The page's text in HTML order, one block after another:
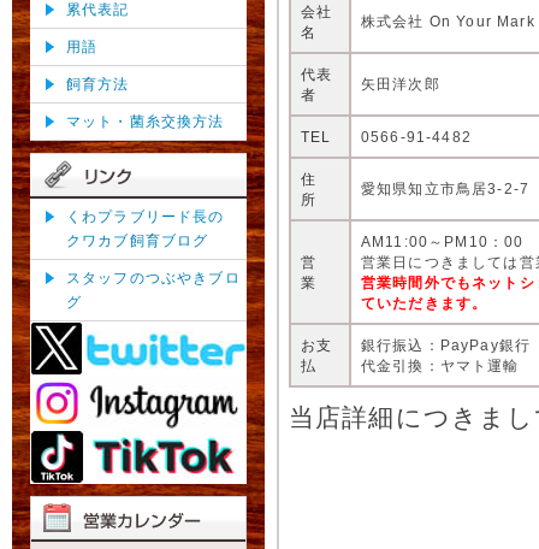
累代表記
用語
飼育方法
マット・菌糸交換方法
くわプラブリード長の
クワカブ飼育ブログ
スタッフのつぶやきブロ
グ
会社
名
株式会社 On Your Mark
代表
者
矢田洋次郎
TEL 0566-91-4482
住
所
愛知県知立市鳥居3-2-7
営
業
AM11:00～PM10：00
営業日につきましては
営業時間外でもネット
ていただきます。
お支
払
銀行振込：PayPay銀行
代金引換：ヤマト運輸
当店詳細につきま